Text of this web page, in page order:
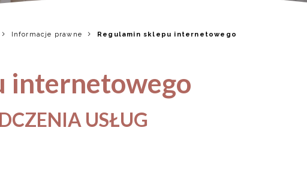
Informacje prawne Regulamin sklepu internetowego
internetowego
USŁUG